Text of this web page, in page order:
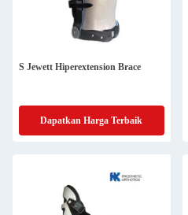
S Jewett Hiperextension Brace
Dapatkan Harga Terbaik